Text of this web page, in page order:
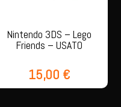
Nintendo 3DS – Lego
Friends – USATO
15,00 €